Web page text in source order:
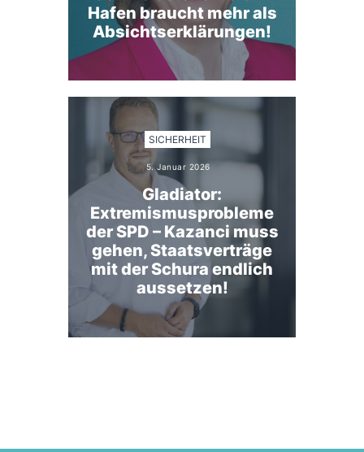
Hafen braucht mehr als
Absichtserklärungen!
SICHERHEIT
5. Januar 2026
Gladiator:
Extremismusprobleme
der SPD – Kazanci muss
gehen, Staatsverträge
mit der Schura endlich
aussetzen!